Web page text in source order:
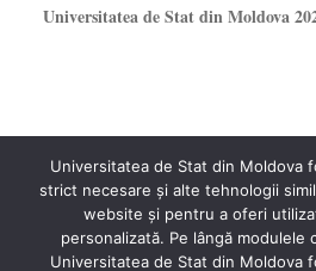
Universitatea de Stat din Moldova
Oficiul Programare
Universitatea de Stat din Moldova
strict necesare și alte tehnologii
website și pentru a oferi
personalizată. Pe lângă modulele
Universitatea de Stat din Moldova